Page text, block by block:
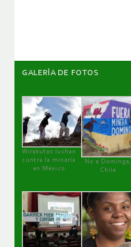
GALERÌA DE FOTOS
Wirakutas luchan
contra la minería
en México
No a Dominga,
Chile